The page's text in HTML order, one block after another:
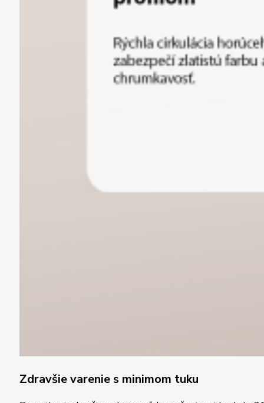
Zdravšie varenie s minimom tuku